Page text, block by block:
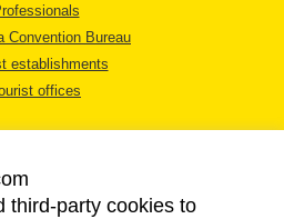
Convention Bureau
establishments
offices
third-party cookies to